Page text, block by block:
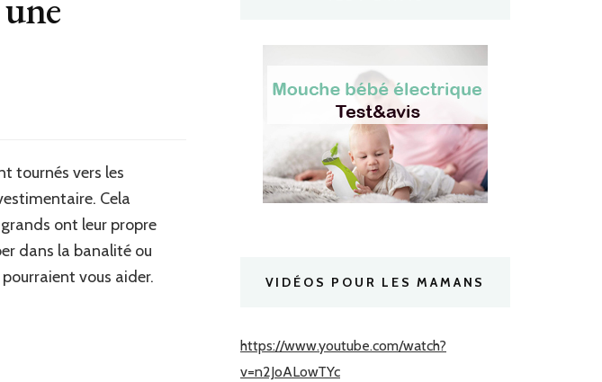
tournés vers les
Cela
ont leur propre
dans la banalité ou
vous aider.
VIDÉOS POUR LES MAMANS
https://www.youtube.com/watch?
v=n2JoALowTYc